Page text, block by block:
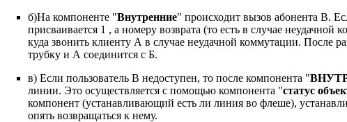
б)На компоненте "Внутренние" происходит вызов абонента В.
присваивается 1 , а номеру возврата (то есть в случае
куда звонить клиенту А в случае неудачной коммутации. После
трубку и А соединится с Б.
в) Если пользователь В недоступен, то после компонента "
линии. Это осуществляется с помощью компонента "статус
компонент (устанавливающий есть ли линия во флеше),
опять возвращаться к нему.